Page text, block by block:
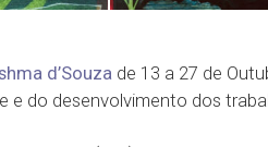
d’Souza de 13 a 27 de
e do desenvolvimento dos